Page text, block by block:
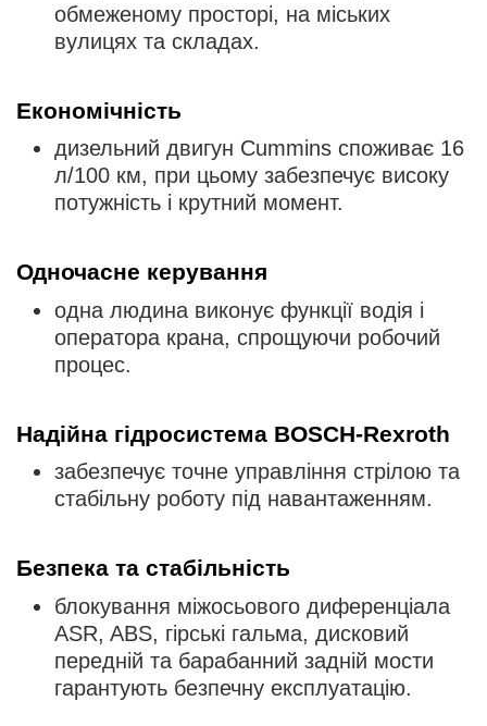
обмеженому просторі, на міських
вулицях та складах.
Економічність
дизельний двигун Cummins споживає 16
л/100 км, при цьому забезпечує високу
потужність і крутний момент.
Одночасне керування
одна людина виконує функції водія і
оператора крана, спрощуючи робочий
процес.
Надійна гідросистема BOSCH-Rexroth
забезпечує точне управління стрілою та
стабільну роботу під навантаженням.
Безпека та стабільність
блокування міжосьового диференціала
ASR, ABS, гірські гальма, дисковий
передній та барабанний задній мости
гарантують безпечну експлуатацію.